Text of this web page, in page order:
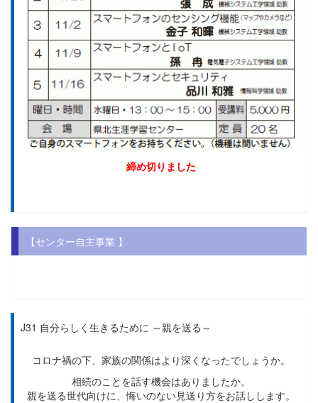
締め切りました
【センター自主事業 】
J31 自分らしく生きるために ～親を送る～
コロナ禍の下、家族の関係はより深くなったでしょうか。
相続のことを話す機会はありましたか。
親を送る世代向けに、悔いのない見送り方をお話しします。